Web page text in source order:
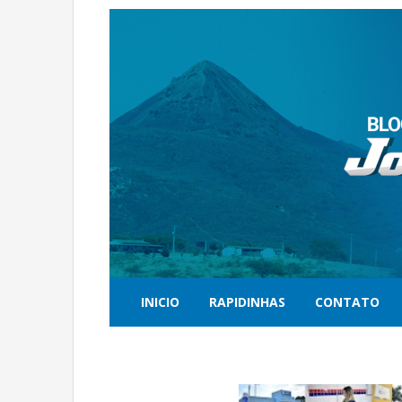
INICIO RAPIDINHAS CONTATO